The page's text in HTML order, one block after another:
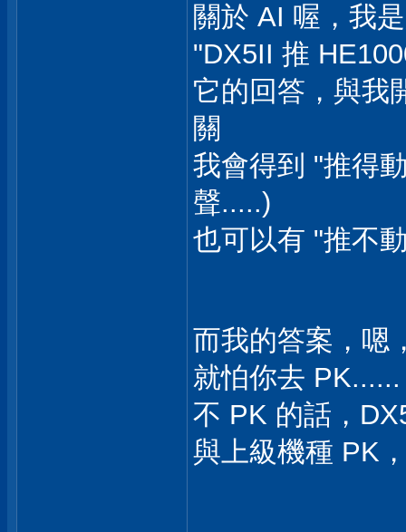
關於 AI 喔，我
"DX5II 推
它的回答，與我
關
我會得到 "推得
聲.....)
也可以有 "推不
而我的答案，嗯
就怕你去 PK......
不 PK 的話，
與上級機種 PK